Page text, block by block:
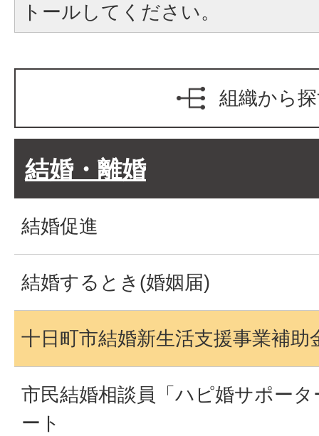
トールしてください。
組織から
結婚・離婚
結婚促進
結婚するとき(婚姻届)
十日町市結婚新生活支援事業補助
市民結婚相談員「ハピ婚サポー
ート